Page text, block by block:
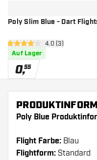
Poly Slim Blue - Dart
4 Bewertungssterne
4.0 (3)
Auf Lager
0,55
Poly Blue
Flight Farbe: Blau
Flightform: Standard